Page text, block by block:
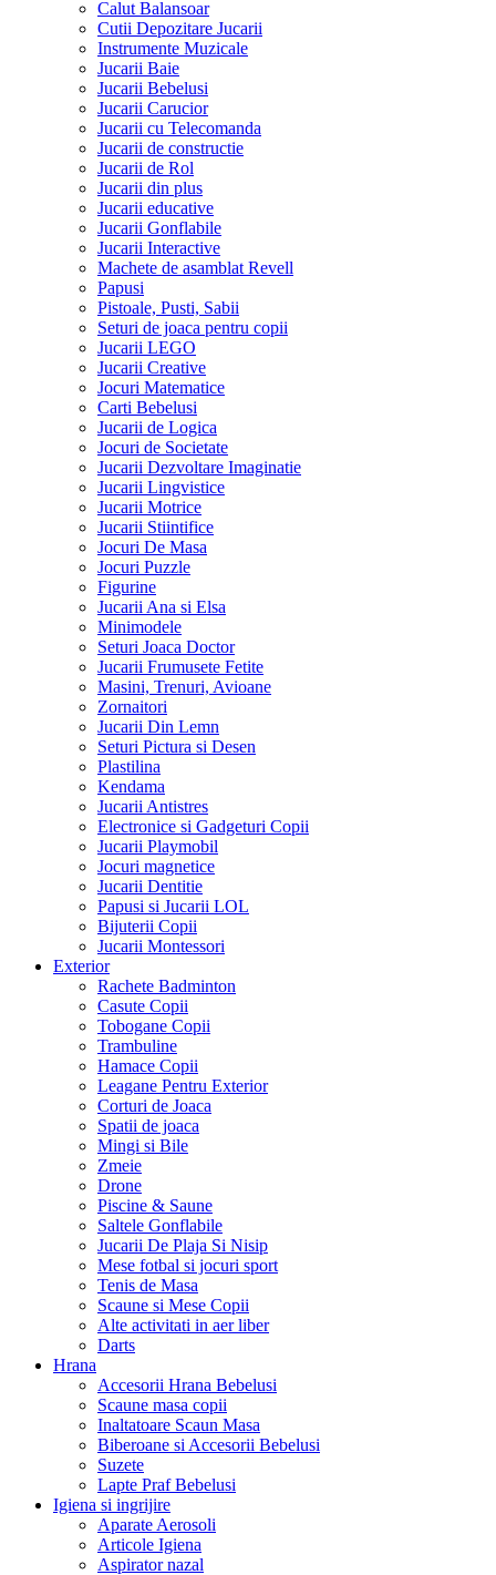
Calut Balansoar
Cutii Depozitare Jucarii
Instrumente Muzicale
Jucarii Baie
Jucarii Bebelusi
Jucarii Carucior
Jucarii cu Telecomanda
Jucarii de constructie
Jucarii de Rol
Jucarii din plus
Jucarii educative
Jucarii Gonflabile
Jucarii Interactive
Machete de asamblat Revell
Papusi
Pistoale, Pusti, Sabii
Seturi de joaca pentru copii
Jucarii LEGO
Jucarii Creative
Jocuri Matematice
Carti Bebelusi
Jucarii de Logica
Jocuri de Societate
Jucarii Dezvoltare Imaginatie
Jucarii Lingvistice
Jucarii Motrice
Jucarii Stiintifice
Jocuri De Masa
Jocuri Puzzle
Figurine
Jucarii Ana si Elsa
Minimodele
Seturi Joaca Doctor
Jucarii Frumusete Fetite
Masini, Trenuri, Avioane
Zornaitori
Jucarii Din Lemn
Seturi Pictura si Desen
Plastilina
Kendama
Jucarii Antistres
Electronice si Gadgeturi Copii
Jucarii Playmobil
Jocuri magnetice
Jucarii Dentitie
Papusi si Jucarii LOL
Bijuterii Copii
Jucarii Montessori
Exterior
Rachete Badminton
Casute Copii
Tobogane Copii
Trambuline
Hamace Copii
Leagane Pentru Exterior
Corturi de Joaca
Spatii de joaca
Mingi si Bile
Zmeie
Drone
Piscine & Saune
Saltele Gonflabile
Jucarii De Plaja Si Nisip
Mese fotbal si jocuri sport
Tenis de Masa
Scaune si Mese Copii
Alte activitati in aer liber
Darts
Hrana
Accesorii Hrana Bebelusi
Scaune masa copii
Inaltatoare Scaun Masa
Biberoane si Accesorii Bebelusi
Suzete
Lapte Praf Bebelusi
Igiena si ingrijire
Aparate Aerosoli
Articole Igiena
Aspirator nazal